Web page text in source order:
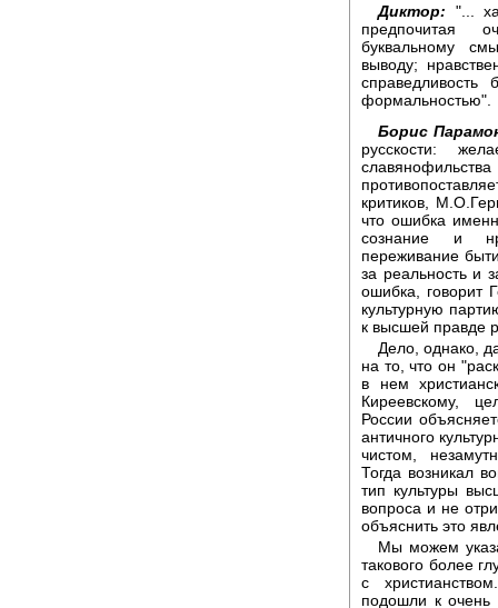
Диктор: "...
предпочитая
буквальному
выводу;
формальностью".
Борис
русскости:
критиков,
что ошибка
сознание и
переживание
за реальность и
ошибка, говорит
культурную
к высшей правде
Дело, однако,
на то, что он
в нем
Киреевскому,
России
античного
чистом,
Тогда возникал
тип культуры
вопроса и не
объяснить это
Мы можем
такового более
с
подошли к очень